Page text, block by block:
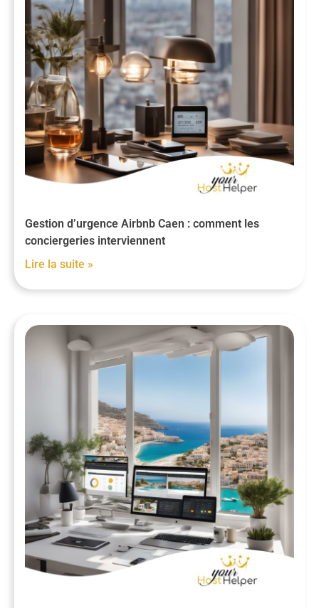
Gestion d’urgence Airbnb Caen : comment les
conciergeries interviennent
Lire la suite »